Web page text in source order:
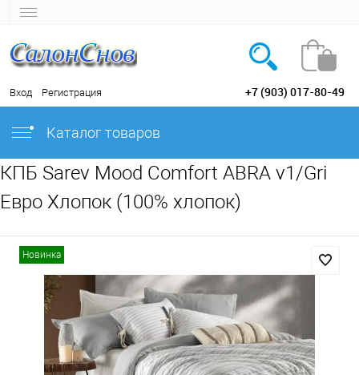
Вход Регистрация +7 (903) 017-80-49
Каталог товаров
КПБ Sarev Mood Comfort ABRA v1/Gri
Евро Хлопок (100% хлопок)
Новинка